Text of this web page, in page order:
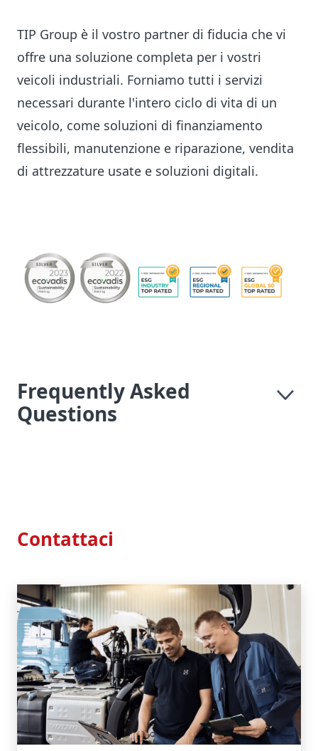
TIP Group è il vostro partner di fiducia che vi
offre una soluzione completa per i vostri
veicoli industriali. Forniamo tutti i servizi
necessari durante l'intero ciclo di vita di un
veicolo, come soluzioni di finanziamento
flessibili, manutenzione e riparazione, vendita
di attrezzature usate e soluzioni digitali.
Frequently Asked
Questions
Contattaci